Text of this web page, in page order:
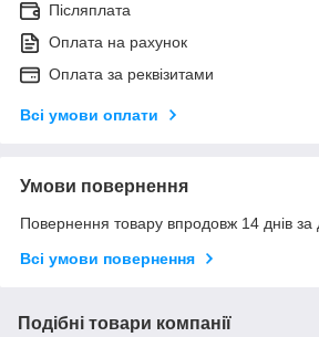
Післяплата
Оплата на рахунок
Оплата за реквізитами
Всі умови оплати
Умови повернення
Повернення товару впродовж 14 днів за
Всі умови повернення
Подібні товари компанії